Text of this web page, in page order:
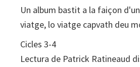
Un album bastit a la faiçon
viatge, lo viatge capvath deu
Cicles 3-4
Lectura de Patrick Ratineaud